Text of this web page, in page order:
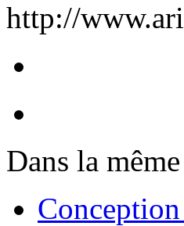
http://
Dans la